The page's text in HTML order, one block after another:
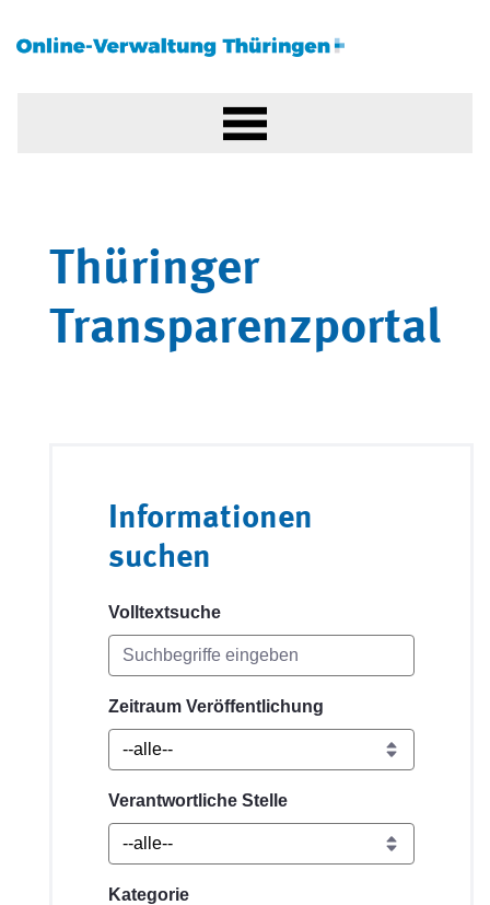
Thüringer
Transparenzportal
Informationen
suchen
Volltextsuche
Zeitraum Veröffentlichung
Verantwortliche Stelle
Kategorie